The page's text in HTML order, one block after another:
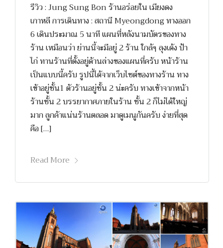
รีวิว : Jung Sung Bon ร้านอร่อยใน เมียงดง
เกาหลี การเดินทาง : สถานี Myeongdong ทางออก
6 เดินประมาณ 5 นาที แผนที่หลังนามบัตรของทาง
ร้าน เหมือนว่า ย่านนี้จะมีอยู่ 2 ร้าน ใกล้ๆ ลุงเด้ง ป้า
ไก่ ทานร้านที่ตั้งอยู่ด้านล่างของแผนที่ครับ หน้าร้าน
เป็นแบบนี้ครับ รูปนี้ได้จากเว็บไซต์ของทางร้าน ทาง
เข้าอยู่ชั้น1 ตัวร้านอยู่ชั้น 2 น่ะครับ ทางเข้าจากหน้า
ร้านชั้น 2 บรรยากาศภายในร้าน ชั้น 2 ก็ไม่ได้ใหญ่
มาก ลูกค้าแน่นร้านตลอด มาดูเมนูกันครับ ง่ายที่สุด
คือ […]
Read More